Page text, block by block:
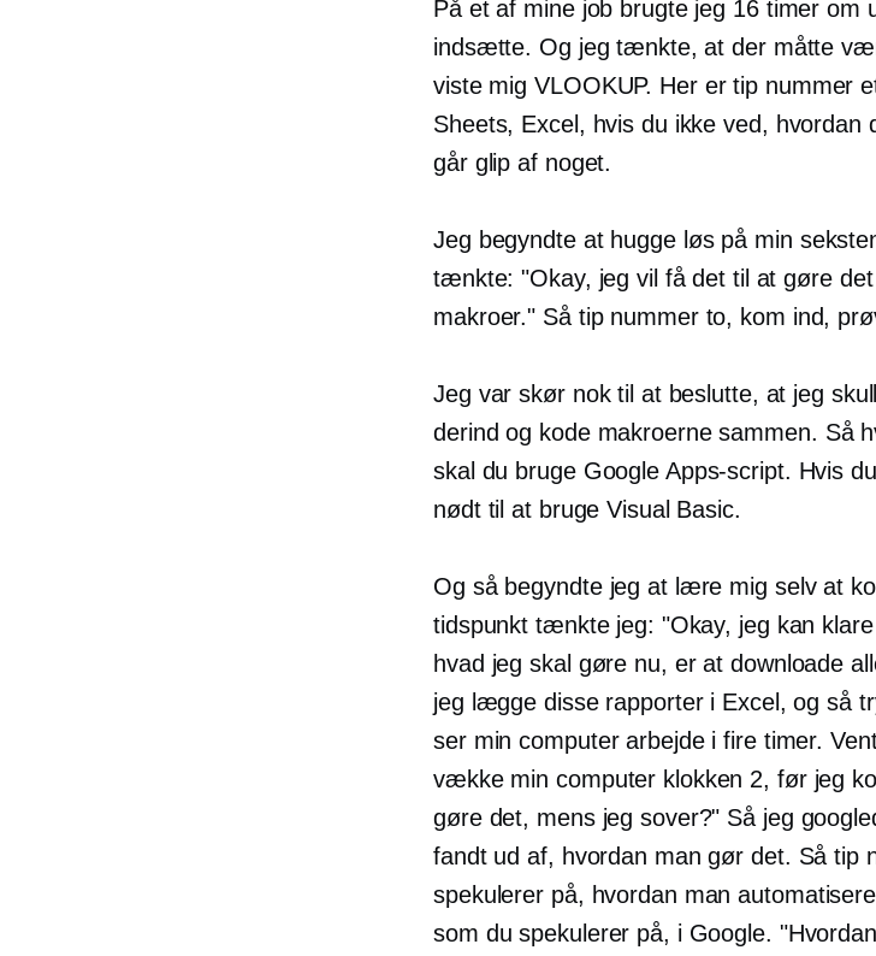
På et af mine job brugte jeg 16 timer om
indsætte. Og jeg tænkte, at der måtte
viste mig VLOOKUP. Her er tip nummer
Sheets, Excel, hvis du ikke ved, hvordan
går glip af noget.
Jeg begyndte at hugge løs på min
tænkte: "Okay, jeg vil få det til at gøre
makroer." Så tip nummer to, kom ind,
Jeg var skør nok til at beslutte, at jeg
derind og kode makroerne sammen. Så
skal du bruge Google Apps-script. Hvis
nødt til at bruge Visual Basic.
Og så begyndte jeg at lære mig selv at
tidspunkt tænkte jeg: "Okay, jeg kan
hvad jeg skal gøre nu, er at downloade
jeg lægge disse rapporter i Excel, og så
ser min computer arbejde i fire timer.
vække min computer klokken 2, før jeg
gøre det, mens jeg sover?" Så jeg
fandt ud af, hvordan man gør det. Så tip
spekulerer på, hvordan man
som du spekulerer på, i Google.